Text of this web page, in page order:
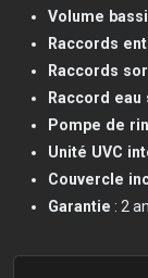
Volume
Raccords
Raccords
Raccord eau
Pompe de
Unité UVC
Couvercle
Garantie : 2